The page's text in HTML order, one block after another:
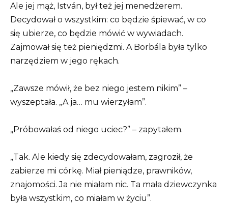
Ale jej mąż, István, był też jej menedżerem.
Decydował o wszystkim: co będzie śpiewać, w co
się ubierze, co będzie mówić w wywiadach.
Zajmował się też pieniędzmi. A Borbála była tylko
narzędziem w jego rękach.
„Zawsze mówił, że bez niego jestem nikim” –
wyszeptała. „A ja… mu wierzyłam”.
„Próbowałaś od niego uciec?” – zapytałem.
„Tak. Ale kiedy się zdecydowałam, zagroził, że
zabierze mi córkę. Miał pieniądze, prawników,
znajomości. Ja nie miałam nic. Ta mała dziewczynka
była wszystkim, co miałam w życiu”.